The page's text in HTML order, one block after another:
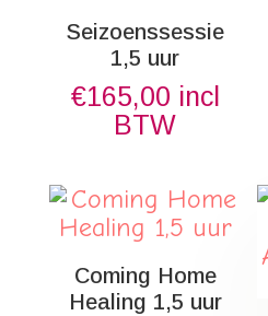
Seizoenssessie
1,5 uur
€165,00 incl
BTW
Coming Home
Healing 1,5 uur